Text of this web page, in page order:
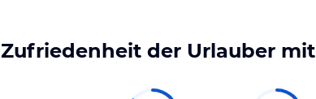
Zufriedenheit der Urlauber mit